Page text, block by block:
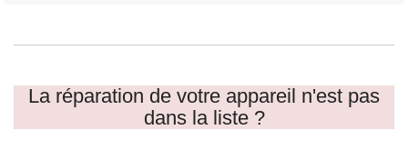
La réparation de votre appareil n'est pas
dans la liste ?